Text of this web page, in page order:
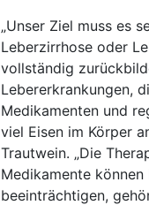
„Unser Ziel muss es
Leberzirrhose oder
vollständig
Lebererkrankungen,
Medikamenten und
viel Eisen im Körper
Trautwein. „Die
Medikamente
beeinträchtigen,